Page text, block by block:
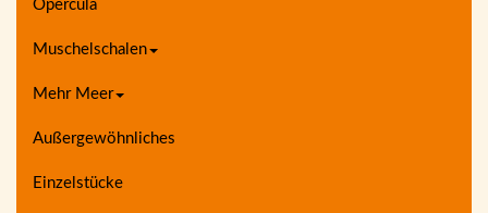
Opercula
Muschelschalen
Mehr Meer
Außergewöhnliches
Einzelstücke